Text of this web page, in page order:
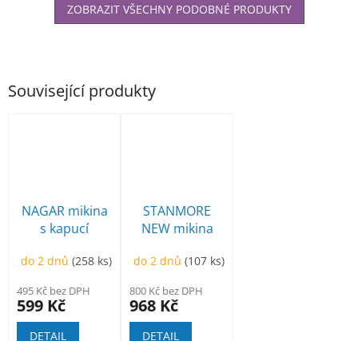
Související produkty
NAGAR mikina
s kapucí
do 2 dnů(258 ks)
495 Kč bez DPH
599 Kč
DETAIL
STANMORE
NEW mikina
do 2 dnů(107 ks)
800 Kč bez DPH
968 Kč
DETAIL
ZOBRAZIT VŠECHNY PODOBNÉ PRODUKTY